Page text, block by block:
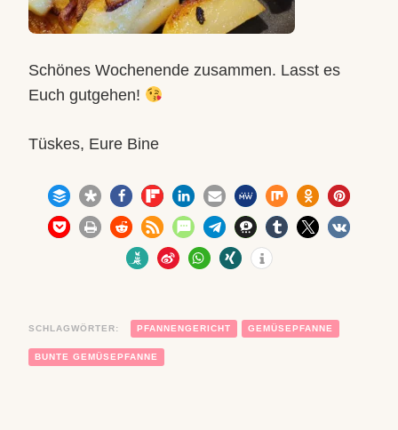
Schönes Wochenende zusammen. Lasst es
Euch gutgehen!
Tüskes, Eure Bine
SCHLAGWÖRTER: PFANNENGERICHT GEMÜSEPFANNE
BUNTE GEMÜSEPFANNE